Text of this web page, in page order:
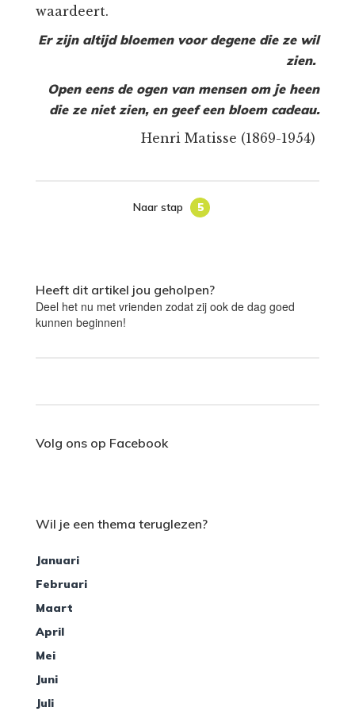
waardeert.
Er zijn altijd bloemen voor degene die ze wil
zien.
Open eens de ogen van mensen om je heen
die ze niet zien, en geef een bloem cadeau.
Henri Matisse (1869-1954)
Naar stap 5
Heeft dit artikel jou geholpen?
Deel het nu met vrienden zodat zij ook de dag goed
kunnen beginnen!
Volg ons op Facebook
Wil je een thema teruglezen?
Januari
Februari
Maart
April
Mei
Juni
Juli